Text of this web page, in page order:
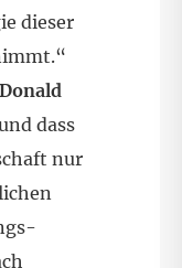
dieser
Donald
dass
nur